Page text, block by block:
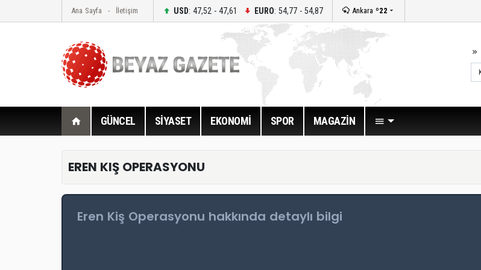
Ana Sayfa İletişim USD: 47,52 - 47,61 EURO: 54,77 - 54,87 Ankara º22
GÜNCEL SİYASET EKONOMİ SPOR MAGAZİN
EREN KIŞ OPERASYONU
Eren Kiş Operasyonu hakkında detaylı bilgi